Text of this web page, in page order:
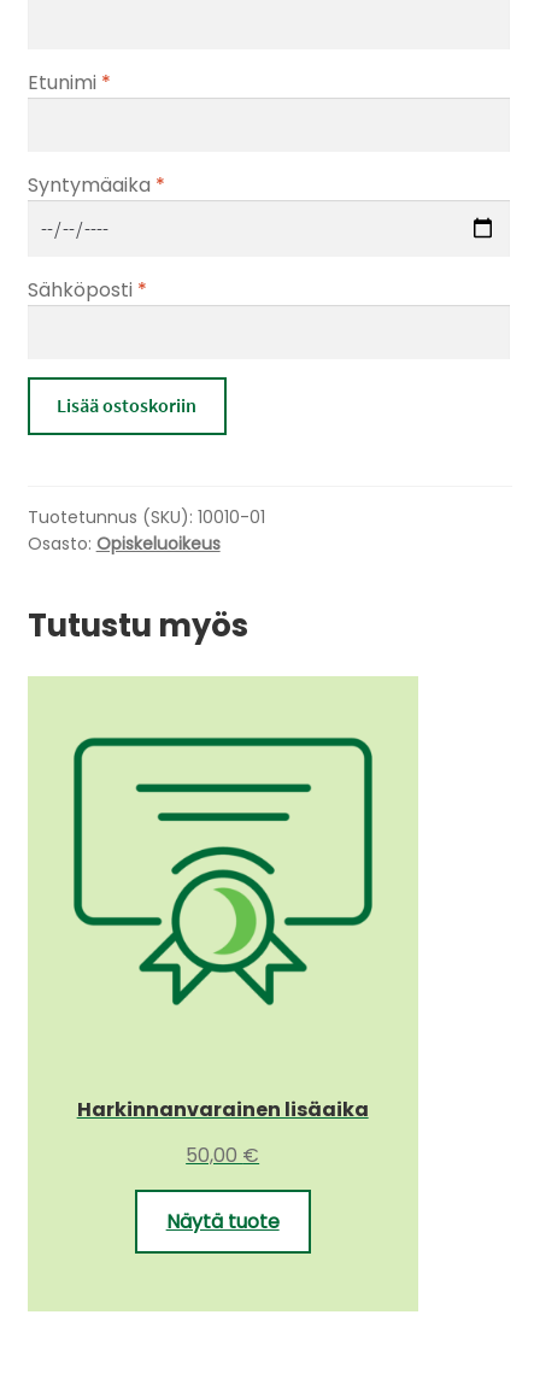
Etunimi *
Syntymäaika *
Sähköposti *
myönnettävä
Lisää ostoskoriin
Tuotetunnus (SKU): 10010-01
Osasto: Opiskeluoikeus
Tutustu myös
Harkinnanvarainen lisäaika
50,00 €
Näytä tuote